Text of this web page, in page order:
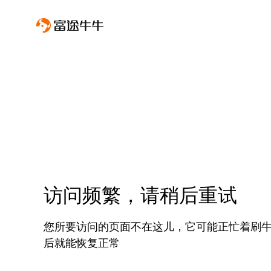
访问频繁，请稍后重试
您所要访问的页面不在这儿，它可能正忙着刷
后就能恢复正常